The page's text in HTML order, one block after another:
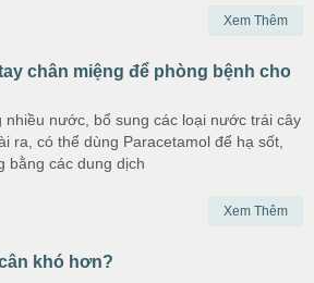
Xem Thêm
chân miệng để phòng bệnh cho
nhiều nước, bổ sung các loại nước trái cây
ra, có thể dùng Paracetamol để hạ sốt,
bằng các dung dịch
Xem Thêm
khó hơn?